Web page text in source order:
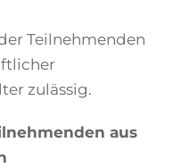
Teilnehmenden
zulässig.
aus